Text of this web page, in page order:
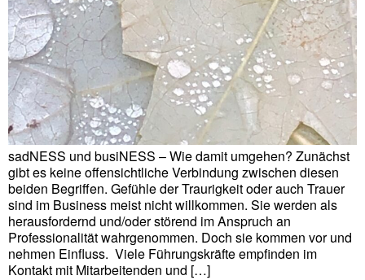
sadNESS und busiNESS – Wie damit umgehen? Zunächst
gibt es keine offensichtliche Verbindung zwischen diesen
beiden Begriffen. Gefühle der Traurigkeit oder auch Trauer
sind im Business meist nicht willkommen. Sie werden als
herausfordernd und/oder störend im Anspruch an
Professionalität wahrgenommen. Doch sie kommen vor und
nehmen Einfluss. Viele Führungskräfte empfinden im
Kontakt mit Mitarbeitenden und […]